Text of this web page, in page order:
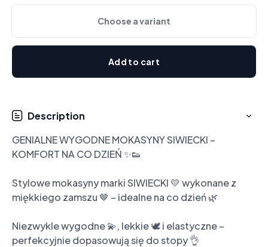
Choose a variant
Add to cart
Description
GENIALNE WYGODNE MOKASYNY SIWIECKI –
KOMFORT NA CO DZIEŃ ✨👟
Stylowe mokasyny marki SIWIECKI 💛 wykonane z
miękkiego zamszu 🤎 – idealne na co dzień 🌿
Niezwykle wygodne 💫, lekkie 🕊️ i elastyczne –
perfekcyjnie dopasowują się do stopy 👌